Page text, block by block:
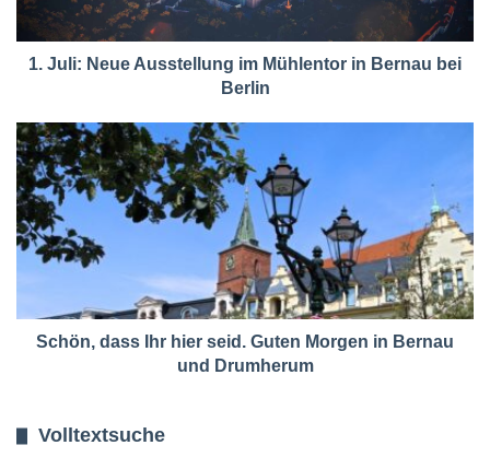
1. Juli: Neue Ausstellung im Mühlentor in Bernau bei
Berlin
Schön, dass Ihr hier seid. Guten Morgen in Bernau
und Drumherum
Volltextsuche